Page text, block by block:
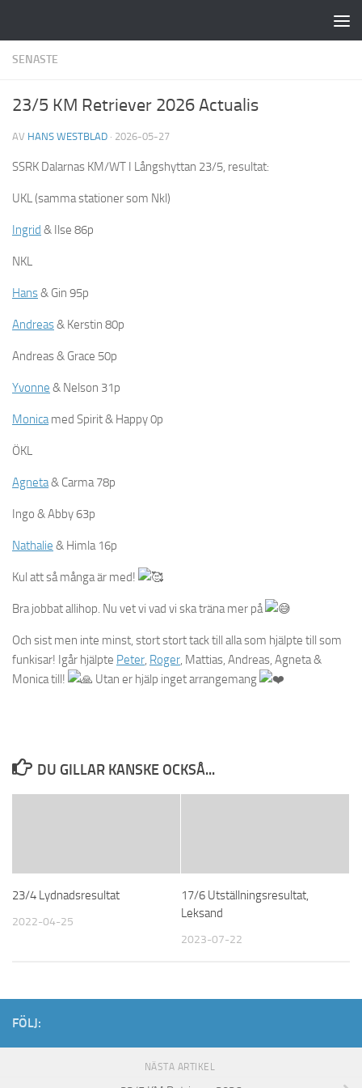
SENASTE
23/5 KM Retriever 2026 Actualis
AV HANS WESTBLAD · 2026-05-27
SSRK Dalarnas KM/WT I Långshyttan 23/5, resultat:
UKL (samma stationer som Nkl)
Ingrid & Ilse 86p
NKL
Hans& Gin 95p
Andreas& Kerstin 80p
Andreas & Grace 50p
Yvonne & Nelson 31p
Monicamed Spirit & Happy 0p
ÖKL
Agneta& Carma 78p
Ingo & Abby 63p
Nathalie & Himla 16p
Kul att så många är med!
Bra jobbat allihop. Nu vet vi vad vi ska träna mer på
Och sist men inte minst, stort stort tack till alla som hjälpte till som
funkisar! Igår hjälpte Peter, Roger, Mattias, Andreas, Agneta &
Monica till!
Utan er hjälp inget arrangemang
DU GILLAR KANSKE OCKSÅ...
23/4 Lydnadsresultat
2022-04-25
17/6 Utställningsresultat,
Leksand
2023-07-22
FÖLJ:
NÄSTA ARTIKEL